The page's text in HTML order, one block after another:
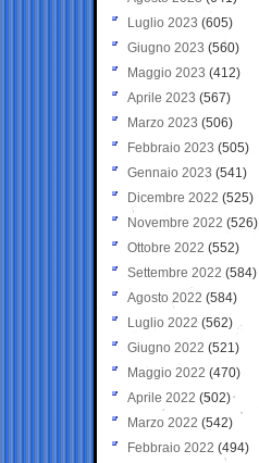
Luglio 2023 (605)
Giugno 2023 (560)
Maggio 2023 (412)
Aprile 2023 (567)
Marzo 2023 (506)
Febbraio 2023 (505)
Gennaio 2023 (541)
Dicembre 2022 (525)
Novembre 2022 (526)
Ottobre 2022 (552)
Settembre 2022 (584)
Agosto 2022 (584)
Luglio 2022 (562)
Giugno 2022 (521)
Maggio 2022 (470)
Aprile 2022 (502)
Marzo 2022 (542)
Febbraio 2022 (494)